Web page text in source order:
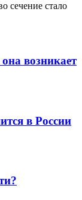
сечение стало
возникает
в России